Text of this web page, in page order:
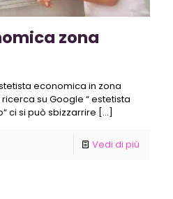
zona
economica in zona
su Google “ estetista
ci si può sbizzarrire […]
Vedi di più